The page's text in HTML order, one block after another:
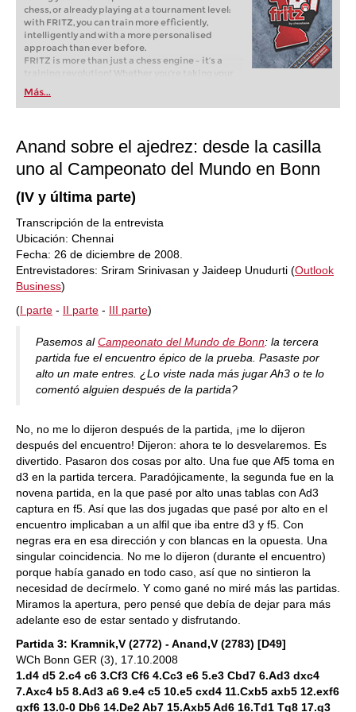
chess, or already playing at a tournament level:
with FRITZ, you can train more efficiently,
intelligently and with a more personalised
approach than ever before.
FRITZ is more than just a chess engine – it’s a
training revolution! Whether you’re taking your
first steps into the world of club chess, or already
playing at a tournament level: with FRITZ, you can
train more efficiently, intelligently and with a
Más...
Anand sobre el ajedrez: desde la casilla
uno al Campeonato del Mundo en Bonn
(IV y última parte)
Transcripción de la entrevista
Ubicación: Chennai
Fecha: 26 de diciembre de 2008.
Entrevistadores: Sriram Srinivasan y Jaideep Unudurti (Outlook
Business)
(I parte - II parte - III parte)
Pasemos alCampeonato del Mundo de Bonn: la tercera
partida fue el encuentro épico de la prueba. Pasaste por
alto un mate entres. ¿Lo viste nada más jugar Ah3 o te lo
comentó alguien después de la partida?
No, no me lo dijeron después de la partida, ¡me lo dijeron
después del encuentro! Dijeron: ahora te lo desvelaremos. Es
divertido. Pasaron dos cosas por alto. Una fue que Af5 toma en
d3 en la partida tercera. Paradójicamente, la segunda fue en la
novena partida, en la que pasé por alto unas tablas con Ad3
captura en f5. Así que las dos jugadas que pasé por alto en el
encuentro implicaban a un alfil que iba entre d3 y f5. Con
negras era en esa dirección y con blancas en la opuesta. Una
singular coincidencia. No me lo dijeron (durante el encuentro)
porque había ganado en todo caso, así que no sintieron la
necesidad de decírmelo. Y como gané no miré más las partidas.
Miramos la apertura, pero pensé que debía de dejar para más
adelante eso de estar sentado y disfrutando.
Partida 3: Kramnik,V (2772) - Anand,V (2783) [D49]
WCh Bonn GER (3), 17.10.2008
1.d4 d5 2.c4 c6 3.Cf3 Cf6 4.Cc3 e6 5.e3 Cbd7 6.Ad3 dxc4
7.Axc4 b5 8.Ad3 a6 9.e4 c5 10.e5 cxd4 11.Cxb5 axb5 12.exf6
gxf6 13.0-0 Db6 14.De2 Ab7 15.Axb5 Ad6 16.Td1 Tg8 17.g3